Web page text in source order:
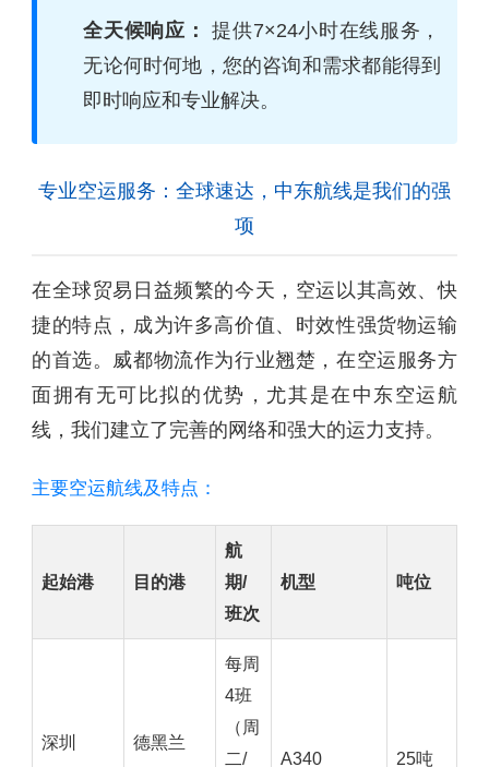
全天候响应：提供7×24小时在线服务，
无论何时何地，您的咨询和需求都能得到
即时响应和专业解决。
专业空运服务：全球速达，中东航线是我们的强
项
在全球贸易日益频繁的今天，空运以其高效、快
捷的特点，成为许多高价值、时效性强货物运输
的首选。威都物流作为行业翘楚，在空运服务方
面拥有无可比拟的优势，尤其是在中东空运航
线，我们建立了完善的网络和强大的运力支持。
主要空运航线及特点：
起始港 目的港
航
期/
班次
机型 吨位
深圳
德黑兰
每周
4班
（周
二/
A340 25吨